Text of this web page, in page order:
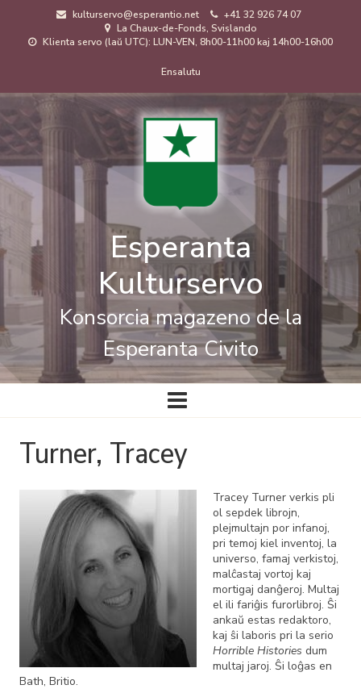
kulturservo@esperantio.net
+41 32 926 74 07
La Chaux-de-Fonds, Svislando
Klienta servo (laŭ UTC): LUN-VEN, 8h00-11h00 kaj 14h00-16h00
de
uzanto
Ensalutu
Esperanta
Kulturservo
Konsorcia magazeno de la
Esperanta Civito
Ĉefa
navigado
Turner, Tracey
Tracey Turner verkis pli
ol sepdek librojn,
plejmultajn por infanoj,
pri temoj kiel inventoj, la
universo, famaj verkistoj,
malĉastaj vortoj kaj
mortigaj danĝeroj. Multaj
el ili fariĝis furorlibroj. Ŝi
ankaŭ estas redaktoro,
kaj ŝi laboris pri la serio
Horrible Histories dum
multaj jaroj. Ŝi loĝas en
Bath, Britio.